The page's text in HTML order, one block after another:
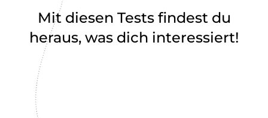
Mit diesen Tests findest du
heraus, was dich interessiert!